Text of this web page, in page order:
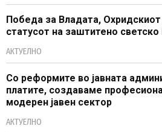
Победа за Владата,
статусот на заштитено
АКТУЕЛНО
Со реформите во јавната
платите, создаваме
модерен јавен сектор
АКТУЕЛНО